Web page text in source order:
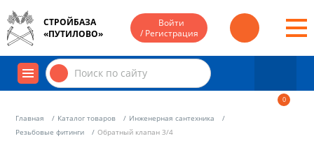
СТРОЙБАЗА
«ПУТИЛОВО»
Войти
/ Регистрация
0
Главная Каталог товаров
Инженерная сантехника
Резьбовые фитинги
Обратный клапан 3/4